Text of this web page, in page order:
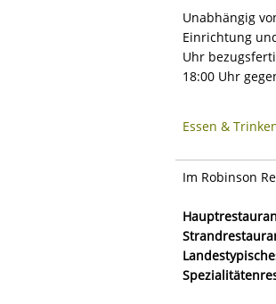
Unabhängig
Einrichtung
Uhr
18:00 Uhr
Essen &
Im Robinson